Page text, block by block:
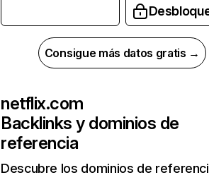
Consigue más datos gratis →
netflix.com
Backlinks y dominios de
referencia
Descubre los dominios de